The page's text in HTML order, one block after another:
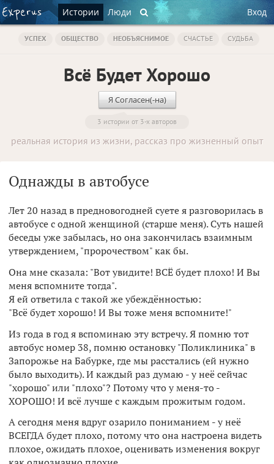
Истории Люди Вход
УСПЕХ ОБЩЕСТВО НЕОБЪЯСНИМОЕ СЧАСТЬЕ СУДЬБА
Всё Будет Хорошо
Я Согласен(-на)
3 истории от 3-х авторов
реальная история из жизни, рассказ про жизненный опыт
Однажды в автобусе
Лет 20 назад в предновогодней суете я разговорилась в
автобусе с одной женщиной (старше меня). Суть нашей
беседы уже забылась, но она закончилась взаимным
утверждением, "пророчеством" как бы.
Она мне сказала: "Вот увидите! ВСЁ будет плохо! И Вы
меня вспомните тогда".
Я ей ответила с такой же убеждённостью:
"Всё будет хорошо! И Вы тоже меня вспомните!"
Из года в год я вспоминаю эту встречу. Я помню тот
автобус номер 38, помню остановку "Поликлиника" в
Запорожье на Бабурке, где мы расстались (ей нужно
было выходить). И каждый раз думаю - у неё сейчас
"хорошо" или "плохо"? Потому что у меня-то -
ХОРОШО! И всё лучше с каждым прожитым годом.
А сегодня меня вдруг озарило пониманием - у неё
ВСЕГДА будет плохо, потому что она настроена видеть
плохое, ожидать плохое, оценивать изменения вокруг